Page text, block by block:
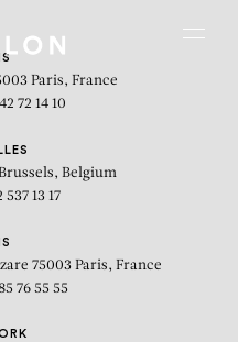
Paris, France
72 14 10
Belgium
13 17
75003 Paris, France
76 55 55